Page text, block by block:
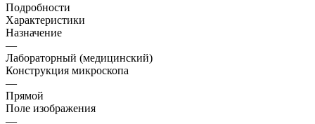
Подробности
Характеристики
Назначение
—
Лабораторный (медицинский)
Конструкция микроскопа
—
Прямой
Поле изображения
—